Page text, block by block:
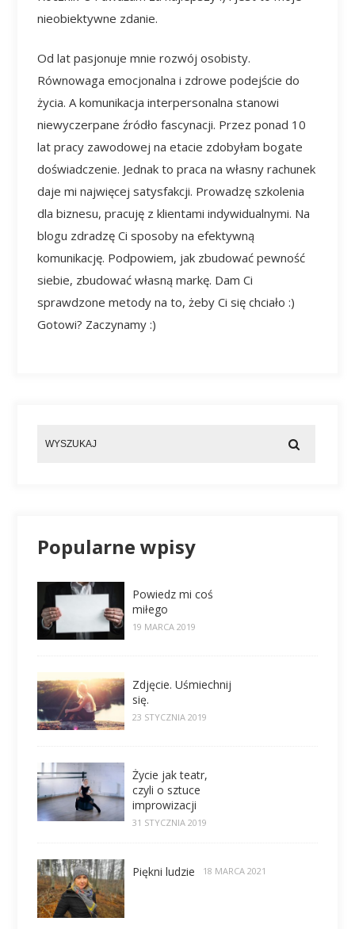
nieobiektywne zdanie.
Od lat pasjonuje mnie rozwój osobisty.
Równowaga emocjonalna i zdrowe podejście do
życia. A komunikacja interpersonalna stanowi
niewyczerpane źródło fascynacji. Przez ponad 10
lat pracy zawodowej na etacie zdobyłam bogate
doświadczenie. Jednak to praca na własny rachunek
daje mi najwięcej satysfakcji. Prowadzę szkolenia
dla biznesu, pracuję z klientami indywidualnymi. Na
blogu zdradzę Ci sposoby na efektywną
komunikację. Podpowiem, jak zbudować pewność
siebie, zbudować własną markę. Dam Ci
sprawdzone metody na to, żeby Ci się chciało :)
Gotowi? Zaczynamy :)
Popularne wpisy
Powiedz mi coś
miłego
19 MARCA 2019
Zdjęcie. Uśmiechnij
się.
23 STYCZNIA 2019
Życie jak teatr,
czyli o sztuce
improwizacji
31 STYCZNIA 2019
Piękni ludzie 18 MARCA 2021